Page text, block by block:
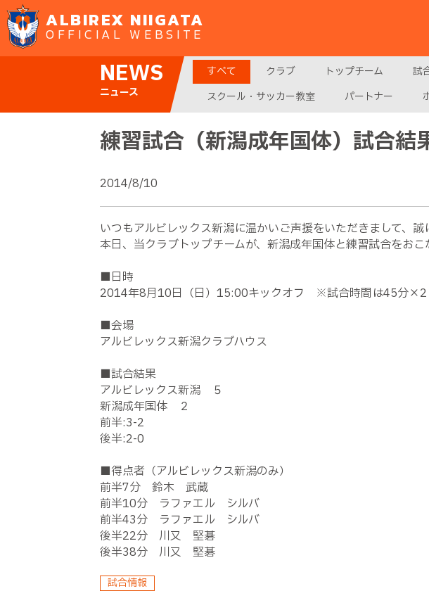
ALBIREX NIIGATA
OFFICIAL WEBSITE
NEWS
ニュース
すべて クラブ トップチーム 試
スクール・サッカー教室
パートナー
練習試合（新潟成年国体）試合結
2014/8/10
いつもアルビレックス新潟に温かいご声援をいただきまして、誠
本日、当クラブトップチームが、新潟成年国体と練習試合をおこ
■日時
2014年8月10日（日）15:00キックオフ ※試合時間は45分×2
■会場
アルビレックス新潟クラブハウス
■試合結果
アルビレックス新潟 ５
新潟成年国体 ２
前半:3-2
後半:2-0
■得点者（アルビレックス新潟のみ）
前半7分 鈴木 武蔵
前半10分 ラファエル シルバ
前半43分 ラファエル シルバ
後半22分 川又 堅碁
後半38分 川又 堅碁
試合情報